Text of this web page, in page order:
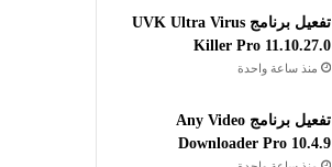
تفعيل برنامج UVK Ultra Virus
Killer Pro 11.10.27.0
منذ ساعة واحدة
تفعيل برنامج Any Video
Downloader Pro 10.4.9